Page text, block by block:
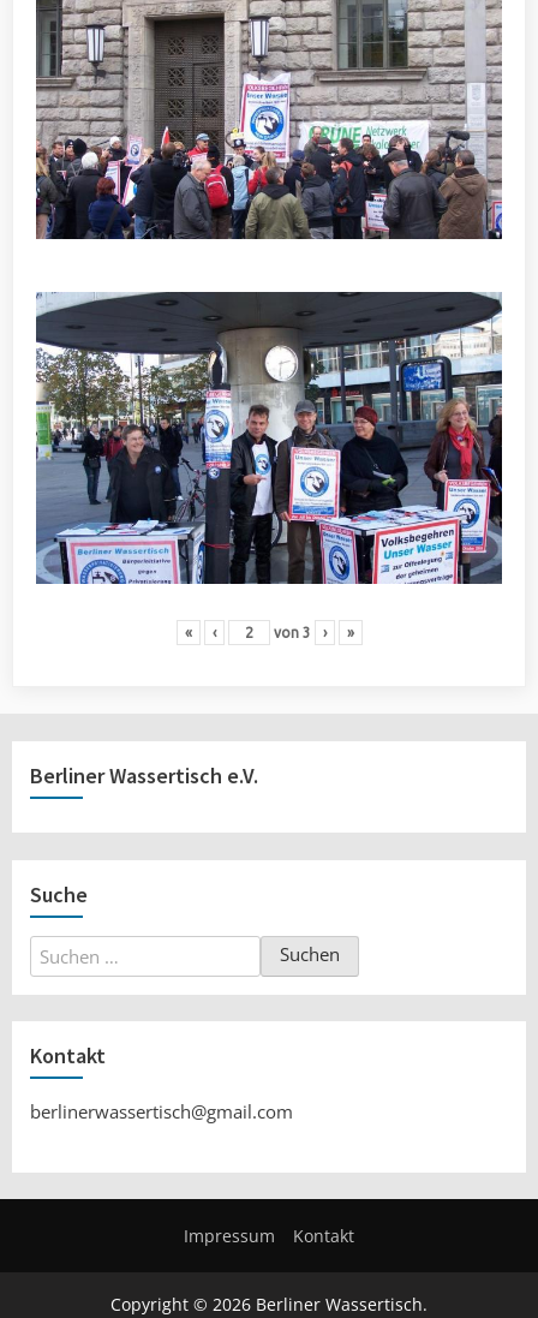
« ‹ von 3 › »
Berliner Wassertisch e.V.
Suche
Suchen
nach:
Kontakt
berlinerwassertisch@gmail.com
Impressum Kontakt
Copyright © 2026 Berliner Wassertisch.